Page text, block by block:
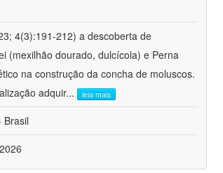
4(3):191-212) a descoberta de
(mexilhão dourado, dulcícola) e Perna
na construção da concha de moluscos.
adquir... leia mais
Brasil